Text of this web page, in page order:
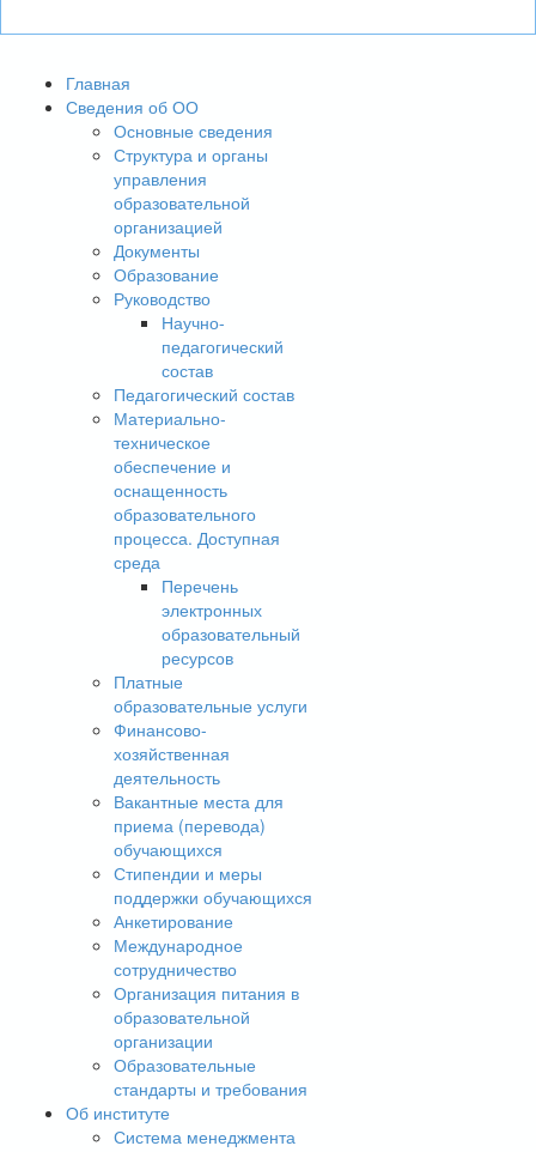
Главная
Сведения об ОО
Основные сведения
Структура и органы
управления
образовательной
организацией
Документы
Образование
Руководство
Научно-
педагогический
состав
Педагогический состав
Материально-
техническое
обеспечение и
оснащенность
образовательного
процесса. Доступная
среда
Перечень
электронных
образовательный
ресурсов
Платные
образовательные услуги
Финансово-
хозяйственная
деятельность
Вакантные места для
приема (перевода)
обучающихся
Стипендии и меры
поддержки обучающихся
Анкетирование
Международное
сотрудничество
Организация питания в
образовательной
организации
Образовательные
стандарты и требования
Об институте
Система менеджмента